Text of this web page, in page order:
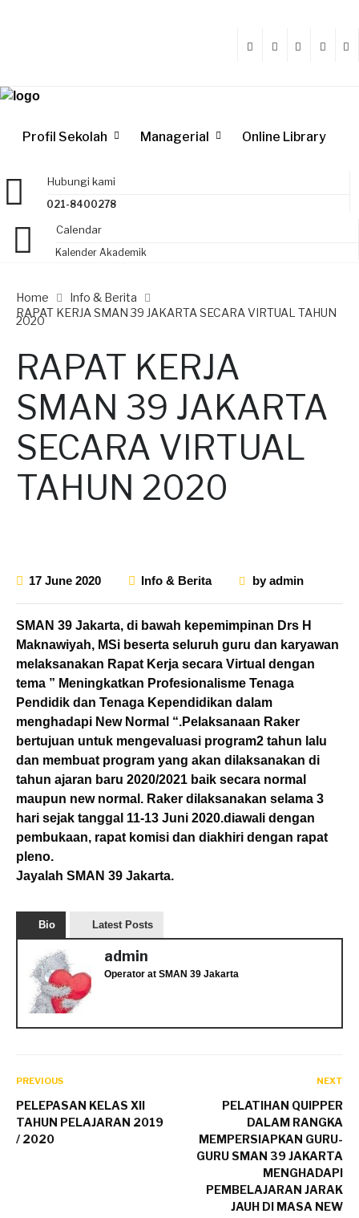
Profil Sekolah Managerial Online Library
Hubungi kami
021-8400278
Calendar
Kalender Akademik
Home
Info & Berita
RAPAT KERJA SMAN 39 JAKARTA SECARA VIRTUAL TAHUN
2020
RAPAT KERJA
SMAN 39 JAKARTA
SECARA VIRTUAL
TAHUN 2020
17 June 2020 Info & Berita byadmin
SMAN 39 Jakarta, di bawah kepemimpinan Drs H
Maknawiyah, MSi beserta seluruh guru dan karyawan
melaksanakan Rapat Kerja secara Virtual dengan
tema ” Meningkatkan Profesionalisme Tenaga
Pendidik dan Tenaga Kependidikan dalam
menghadapi New Normal “.Pelaksanaan Raker
bertujuan untuk mengevaluasi program2 tahun lalu
dan membuat program yang akan dilaksanakan di
tahun ajaran baru 2020/2021 baik secara normal
maupun new normal. Raker dilaksanakan selama 3
hari sejak tanggal 11-13 Juni 2020.diawali dengan
pembukaan, rapat komisi dan diakhiri dengan rapat
pleno.
Jayalah SMAN 39 Jakarta.
Bio Latest Posts
admin
Operator at SMAN 39 Jakarta
PREVIOUS
PELEPASAN KELAS XII
TAHUN PELAJARAN 2019
/ 2020
NEXT
PELATIHAN QUIPPER
DALAM RANGKA
MEMPERSIAPKAN GURU-
GURU SMAN 39 JAKARTA
MENGHADAPI
PEMBELAJARAN JARAK
JAUH DI MASA NEW